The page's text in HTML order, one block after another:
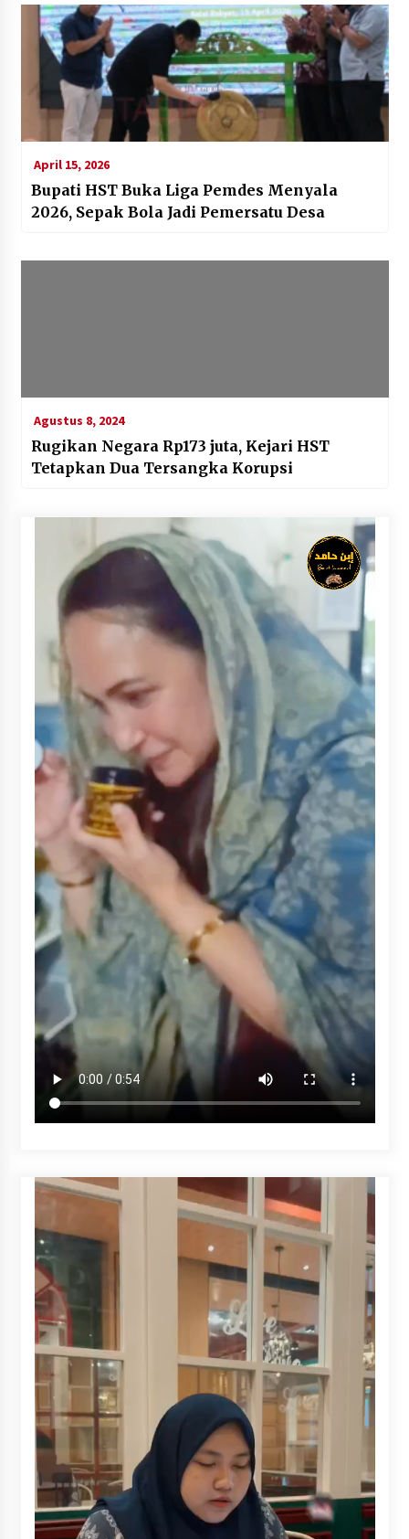
April 15, 2026
Bupati HST Buka Liga Pemdes Menyala
2026, Sepak Bola Jadi Pemersatu Desa
Agustus 8, 2024
Rugikan Negara Rp173 juta, Kejari HST
Tetapkan Dua Tersangka Korupsi